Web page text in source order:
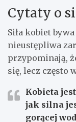
Cytaty o
Siła kobiet
nieustępliwa
przypominają,
się, lecz często
Kobieta
jak silna
gorącej